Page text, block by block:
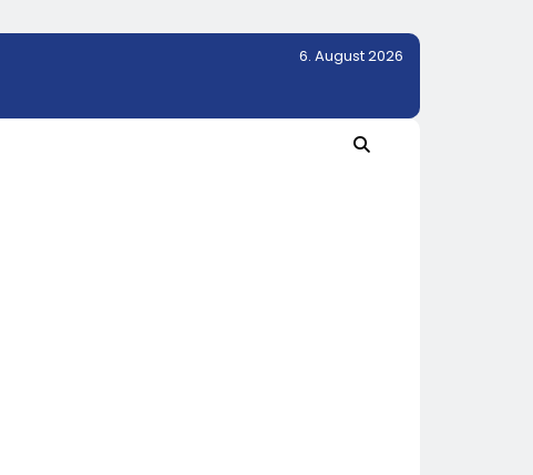
6. August 2026